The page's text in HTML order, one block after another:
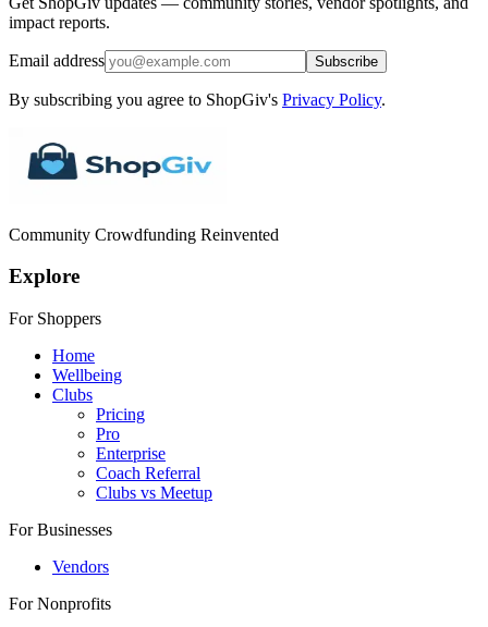
impact reports.
Email address Subscribe
By subscribing you agree to ShopGiv's Privacy Policy.
Community Crowdfunding Reinvented
Explore
For Shoppers
Home
Wellbeing
Clubs
Pricing
Pro
Enterprise
Coach Referral
Clubs vs Meetup
For Businesses
Vendors
For Nonprofits